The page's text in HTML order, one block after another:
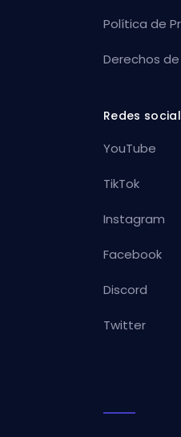
Política de
Derechos
Redes
YouTube
TikTok
Instagram
Facebook
Discord
Twitter